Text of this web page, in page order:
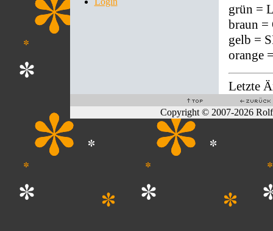
grün =
braun =
gelb =
orange
Letzte
Copyright © 2007-2026